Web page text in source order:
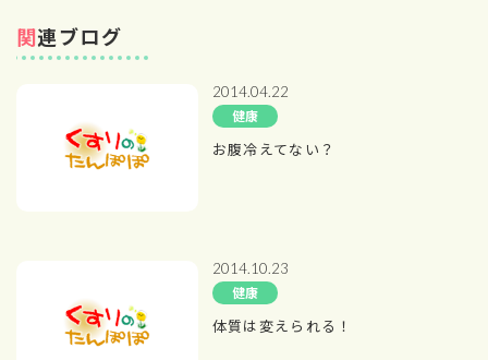
関連ブログ
2014.04.22
健康
お腹冷えてない？
2014.10.23
健康
体質は変えられる！